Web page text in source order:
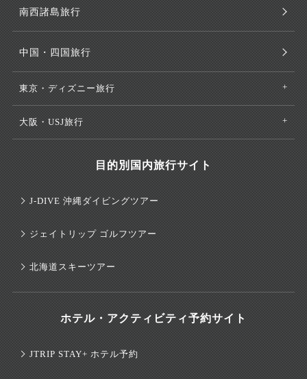
南西諸島旅行
中国・四国旅行
東京・ディズニー旅行
大阪・USJ旅行
目的別国内旅行サイト
J-DIVE 沖縄ダイビングツアー
ジェイトリップ ゴルフツアー
北海道スキーツアー
ホテル・アクティビティ予約サイト
JTRIP STAY+ ホテル予約